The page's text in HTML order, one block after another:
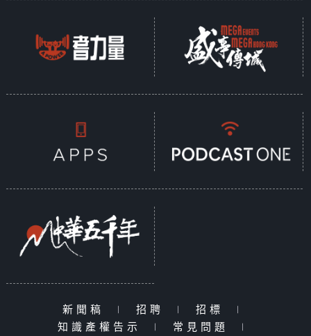
新聞稿 | 招聘 | 招標
|
知識產權告示
| 常見問題 |